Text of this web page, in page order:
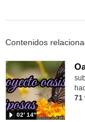
Contenidos
02′ 14″
71